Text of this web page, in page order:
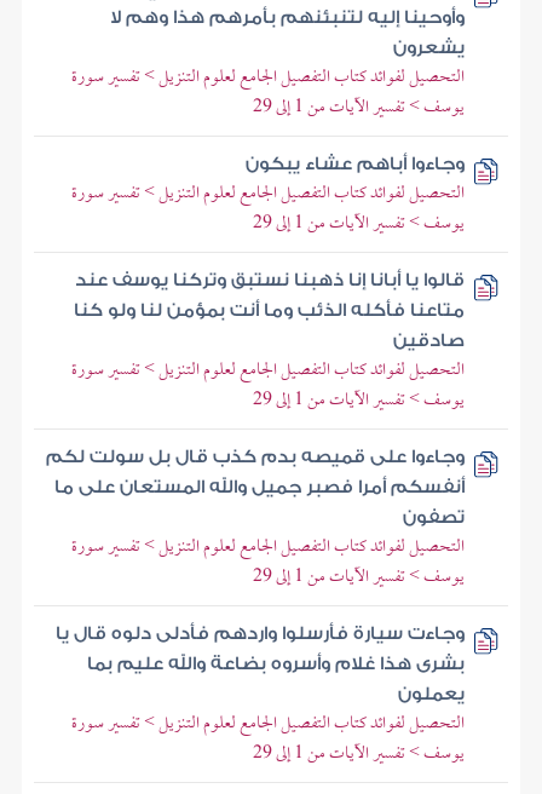
وأوحينا إليه لتنبئنهم بأمرهم هذا وهم لا
يشعرون
التحصيل لفوائد كتاب التفصيل الجامع لعلوم التنزيل > تفسير سورة
يوسف > تفسير الآيات من 1 إلى 29
وجاءوا أباهم عشاء يبكون
التحصيل لفوائد كتاب التفصيل الجامع لعلوم التنزيل > تفسير سورة
يوسف > تفسير الآيات من 1 إلى 29
قالوا يا أبانا إنا ذهبنا نستبق وتركنا يوسف عند
متاعنا فأكله الذئب وما أنت بمؤمن لنا ولو كنا
صادقين
التحصيل لفوائد كتاب التفصيل الجامع لعلوم التنزيل > تفسير سورة
يوسف > تفسير الآيات من 1 إلى 29
وجاءوا على قميصه بدم كذب قال بل سولت لكم
أنفسكم أمرا فصبر جميل والله المستعان على ما
تصفون
التحصيل لفوائد كتاب التفصيل الجامع لعلوم التنزيل > تفسير سورة
يوسف > تفسير الآيات من 1 إلى 29
وجاءت سيارة فأرسلوا واردهم فأدلى دلوه قال يا
بشرى هذا غلام وأسروه بضاعة والله عليم بما
يعملون
التحصيل لفوائد كتاب التفصيل الجامع لعلوم التنزيل > تفسير سورة
يوسف > تفسير الآيات من 1 إلى 29